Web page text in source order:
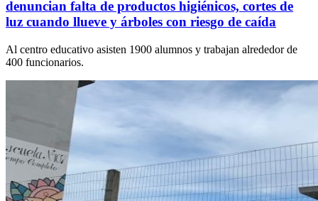
denuncian falta de productos higiénicos, cortes de
luz cuando llueve y árboles con riesgo de caída
Al centro educativo asisten 1900 alumnos y trabajan alrededor de
400 funcionarios.